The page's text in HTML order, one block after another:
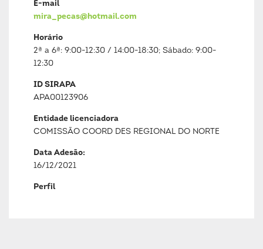
E-mail
mira_pecas@hotmail.com
Horário
2ª a 6ª: 9:00-12:30 / 14:00-18:30; Sábado: 9:00-
12:30
ID SIRAPA
APA00123906
Entidade licenciadora
COMISSÃO COORD DES REGIONAL DO NORTE
Data Adesão:
16/12/2021
Perfil